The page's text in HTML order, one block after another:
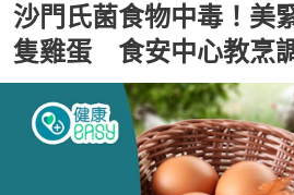
沙門氏菌食物中毒！美
隻雞蛋 食安中心教烹